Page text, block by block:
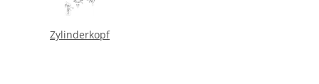
Zylinderkopf